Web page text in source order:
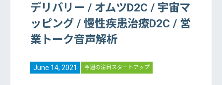
デリバリー / オムツD2C / 宇宙マ
ッピング / 慢性疾患治療D2C / 営
業トーク音声解析
June 14, 2021 今週の注目スタートアップ